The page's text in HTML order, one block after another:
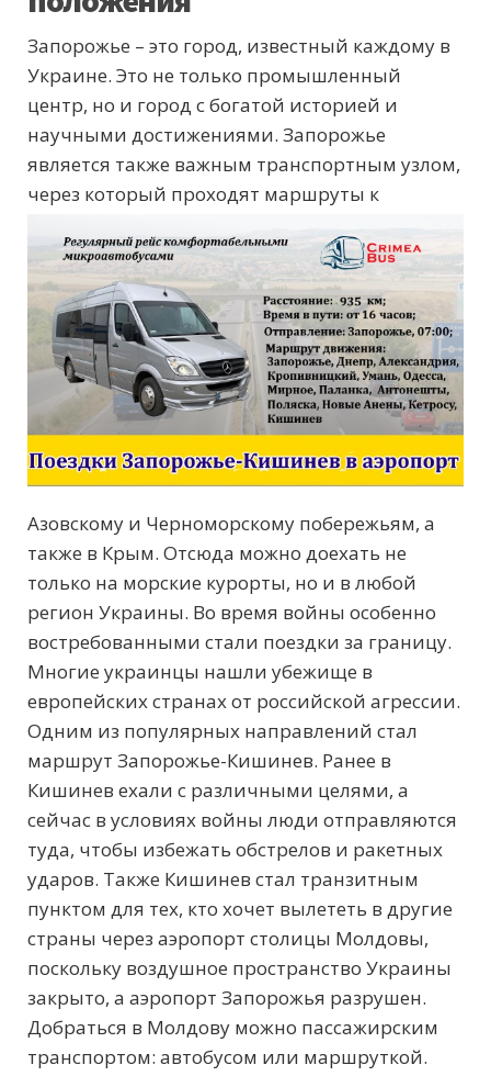
Запорожье – это город, известный каждому в
Украине. Это не только промышленный
центр, но и город с богатой историей и
научными достижениями. Запорожье
является также важным транспортным узлом,
через который проходят маршруты к
Азовскому и Черноморскому побережьям, а
также в Крым. Отсюда можно доехать не
только на морские курорты, но и в любой
регион Украины. Во время войны особенно
востребованными стали поездки за границу.
Многие украинцы нашли убежище в
европейских странах от российской агрессии.
Одним из популярных направлений стал
маршрут Запорожье-Кишинев. Ранее в
Кишинев ехали с различными целями, а
сейчас в условиях войны люди отправляются
туда, чтобы избежать обстрелов и ракетных
ударов. Также Кишинев стал транзитным
пунктом для тех, кто хочет вылететь в другие
страны через аэропорт столицы Молдовы,
поскольку воздушное пространство Украины
закрыто, а аэропорт Запорожья разрушен.
Добраться в Молдову можно пассажирским
транспортом: автобусом или маршруткой.